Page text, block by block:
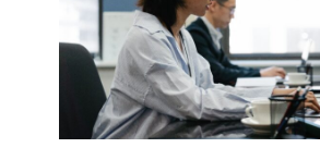
СОЗДАНИЯ
«ИСКУССТВЕННОГО
ИНЖЕНЕРА»